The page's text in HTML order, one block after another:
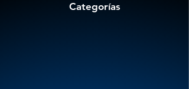
Categorías